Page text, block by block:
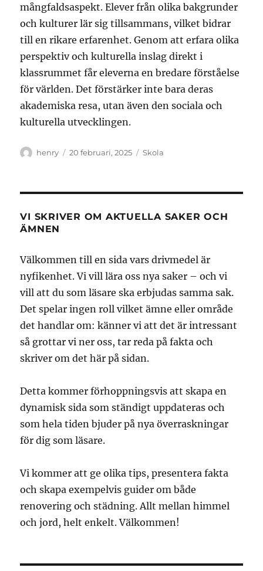
mångfaldsaspekt. Elever från olika bakgrunder
och kulturer lär sig tillsammans, vilket bidrar
till en rikare erfarenhet. Genom att erfara olika
perspektiv och kulturella inslag direkt i
klassrummet får eleverna en bredare förståelse
för världen. Det förstärker inte bara deras
akademiska resa, utan även den sociala och
kulturella utvecklingen.
Författare
henry
Publicerat
20 februari, 2025 Kategorier
Skola
VI SKRIVER OM AKTUELLA SAKER OCH
ÄMNEN
Välkommen till en sida vars drivmedel är
nyfikenhet. Vi vill lära oss nya saker – och vi
vill att du som läsare ska erbjudas samma sak.
Det spelar ingen roll vilket ämne eller område
det handlar om: känner vi att det är intressant
så grottar vi ner oss, tar reda på fakta och
skriver om det här på sidan.
Detta kommer förhoppningsvis att skapa en
dynamisk sida som ständigt uppdateras och
som hela tiden bjuder på nya överraskningar
för dig som läsare.
Vi kommer att ge olika tips, presentera fakta
och skapa exempelvis guider om både
renovering och städning. Allt mellan himmel
och jord, helt enkelt. Välkommen!